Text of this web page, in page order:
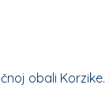
obali